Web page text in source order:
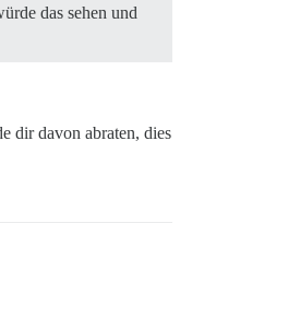
das sehen und
dir davon abraten, dies